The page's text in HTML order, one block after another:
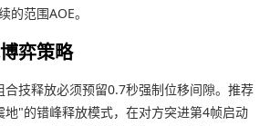
的范围AOE。
弈策略
技释放必须预留0.7秒强制位移间隙。推荐
"的错峰释放模式，在对方突进第4帧启动